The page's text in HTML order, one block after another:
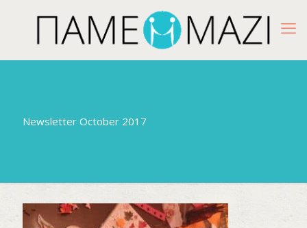
Newsletter October 2017